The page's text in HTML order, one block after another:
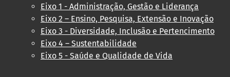
Eixo 1 - Administração, Gestão e Liderança
Eixo 2 – Ensino, Pesquisa, Extensão e Inovação
Eixo 3 - Diversidade, Inclusão e Pertencimento
Eixo 4 – Sustentabilidade
Eixo 5 - Saúde e Qualidade de Vida